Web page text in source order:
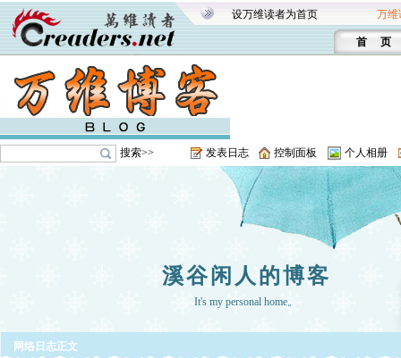
设万维读者为首页 万维
首 页
搜索>> 发表日志 控制面板 个人相册
溪谷闲人的博客
It's my personal home。
网络日志正文